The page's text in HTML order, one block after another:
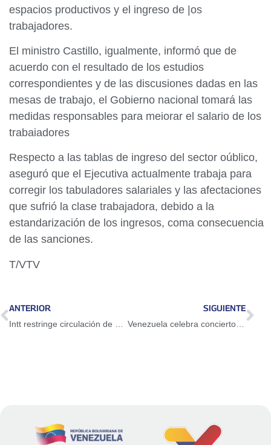
espacios productivos y el ingreso de |os
trabajadores.
El ministro Castillo, igualmente, informó que de
acuerdo con el resultado de los estudios
correspondientes y de las discusiones dadas en las
mesas de trabajo, el Gobierno nacional tomará las
medidas responsables para meiorar el salario de los
trabaiadores
Respecto a las tablas de ingreso del sector oúblico,
aseguró que el Ejecutiva actualmente trabaja para
corregir los tabuladores salariales y las afectaciones
que sufrió la clase trabajadora, debido a la
estandarización de los ingresos, coma consecuencia
de las sanciones.
T/VTV
ANTERIOR SIGUIENTE
Venezuela celebra concierto por la paz y contra las sanciones este 1° de mayo